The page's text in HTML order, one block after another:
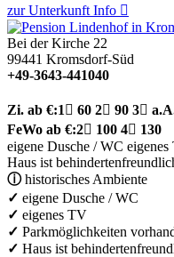
zur Unterkunft Info 
Bei der Kirche 22
99441 Kromsdorf-Süd
+49-3643-441040
Zi. ab €:1  60 2 90 3
FeWo ab €:2 100 4 130
eigene Dusche / WC
Haus ist
ⓘhistorisches Ambiente
✓ eigene Dusche / WC
✓ eigenes TV
✓ Parkmöglichkeiten
✓ Haus ist